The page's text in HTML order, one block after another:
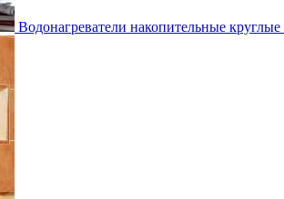
Водонагреватели накопительные круглые